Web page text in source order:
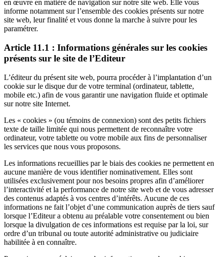
en œuvre en matière de navigation sur notre site web. Elle vous
informe notamment sur l’ensemble des cookies présents sur notre
site web, leur finalité et vous donne la marche à suivre pour les
paramétrer.
Article 11.1 : Informations générales sur les cookies
présents sur le site de l’Editeur
L’éditeur du présent site web, pourra procéder à l’implantation d’un
cookie sur le disque dur de votre terminal (ordinateur, tablette,
mobile etc.) afin de vous garantir une navigation fluide et optimale
sur notre site Internet.
Les « cookies » (ou témoins de connexion) sont des petits fichiers
texte de taille limitée qui nous permettent de reconnaître votre
ordinateur, votre tablette ou votre mobile aux fins de personnaliser
les services que nous vous proposons.
Les informations recueillies par le biais des cookies ne permettent en
aucune manière de vous identifier nominativement. Elles sont
utilisées exclusivement pour nos besoins propres afin d’améliorer
l’interactivité et la performance de notre site web et de vous adresser
des contenus adaptés à vos centres d’intérêts. Aucune de ces
informations ne fait l’objet d’une communication auprès de tiers sauf
lorsque l’Editeur a obtenu au préalable votre consentement ou bien
lorsque la divulgation de ces informations est requise par la loi, sur
ordre d’un tribunal ou toute autorité administrative ou judiciaire
habilitée à en connaître.